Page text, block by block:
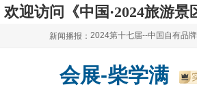
欢迎访问《中国·2024旅游
新闻播报：
2024上海自有品牌展--百货
2024第十七届--中国自有品
2024全球自有--品牌产品亚
会展-柴学满